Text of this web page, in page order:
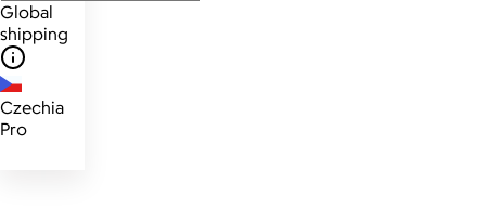
Global
shipping
Czechia
Pro